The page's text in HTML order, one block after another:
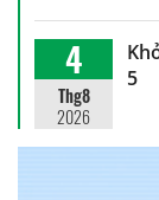
4
Thg8
2026
5